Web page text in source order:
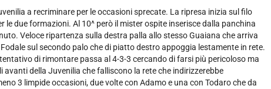
a recriminare per le occasioni sprecate. La ripresa inizia sul filo
le due formazioni. Al 10^ però il mister ospite inserisce dalla panchina
Veloce ripartenza sulla destra palla allo stesso Guaiana che arriva
sul secondo palo che di piatto destro appoggia lestamente in rete.
di rimontare passa al 4-3-3 cercando di farsi più pericoloso ma
della Juvenilia che falliscono la rete che indirizzerebbe
3 limpide occasioni, due volte con Adamo e una con Todaro che da